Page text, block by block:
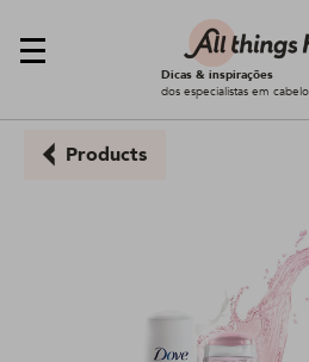
Dicas & inspirações
dos especialistas em
Products